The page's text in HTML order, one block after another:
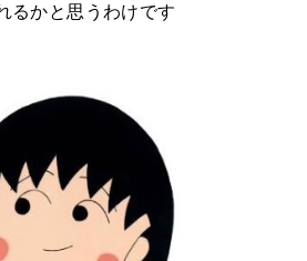
るかと思うわけです